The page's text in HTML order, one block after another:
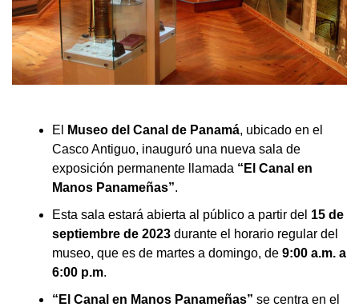
El Museo del Canal de Panamá, ubicado en el
Casco Antiguo, inauguró una nueva sala de
exposición permanente llamada “El Canal en
Manos Panameñas”.
Esta sala estará abierta al público a partir del 15 de
septiembre de 2023 durante el horario regular del
museo, que es de martes a domingo, de 9:00 a.m. a
6:00 p.m.
“El Canal en Manos Panameñas” se centra en el